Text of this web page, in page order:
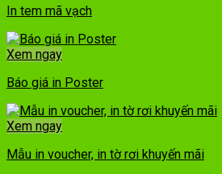
In tem mã vạch
Xem ngay
Báo giá in Poster
Xem ngay
Mẫu in voucher, in tờ rơi khuyến mãi